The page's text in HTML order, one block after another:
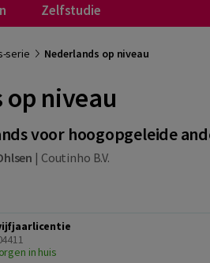
Zelfstudie
serie Nederlands op niveau
op niveau
voor hoogopgeleide
| Coutinho B.V.
in huis